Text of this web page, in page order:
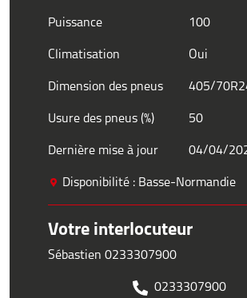
Puissance
100
Climatisation
Oui
Dimension des pneus
405/
Usure des pneus (%)
50
Dernière mise à jour
04/04/
Disponibilité : Basse-Normandie
Votre interlocuteur
Sébastien 0233307900
0233307900